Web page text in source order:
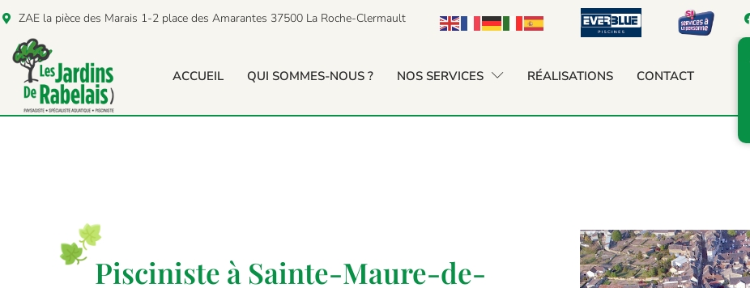
ZAE la pièce des Marais 1-2 place des Amarantes 37500 La Roche-Clermault
ACCUEIL QUI SOMMES-NOUS ? NOS SERVICES RÉALISATIONS CONTACT
Pisciniste à Sainte-Maure-de-